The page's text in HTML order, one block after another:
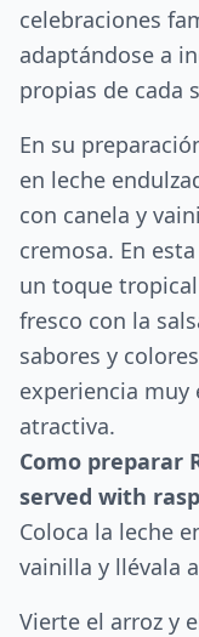
celebraciones
adaptándose a
propias de cada
En su
en leche
con canela y
cremosa. En
un toque
fresco con la
sabores y
experiencia muy
atractiva.
Como preparar
served with
Coloca la leche
vainilla y llévala
Vierte el arroz y